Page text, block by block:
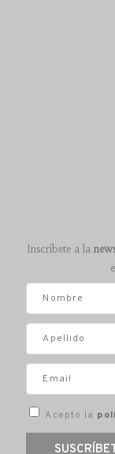
Inscríbete a la
Acepto la